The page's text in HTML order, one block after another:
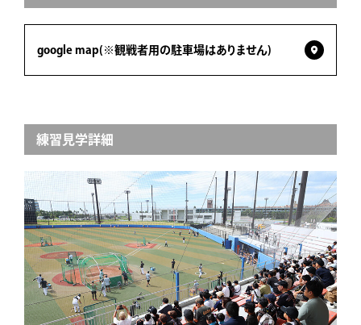
google map(※観戦者用の駐車場はありません)
練習見学詳細